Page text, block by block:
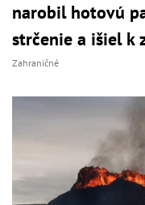
narobil hotovú
strčenie a išiel k
Zahraničné